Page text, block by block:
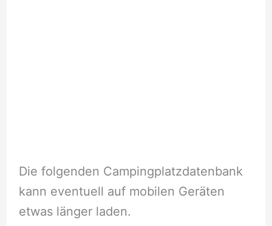
Die folgenden Campingplatzdatenbank
kann eventuell auf mobilen Geräten
etwas länger laden.